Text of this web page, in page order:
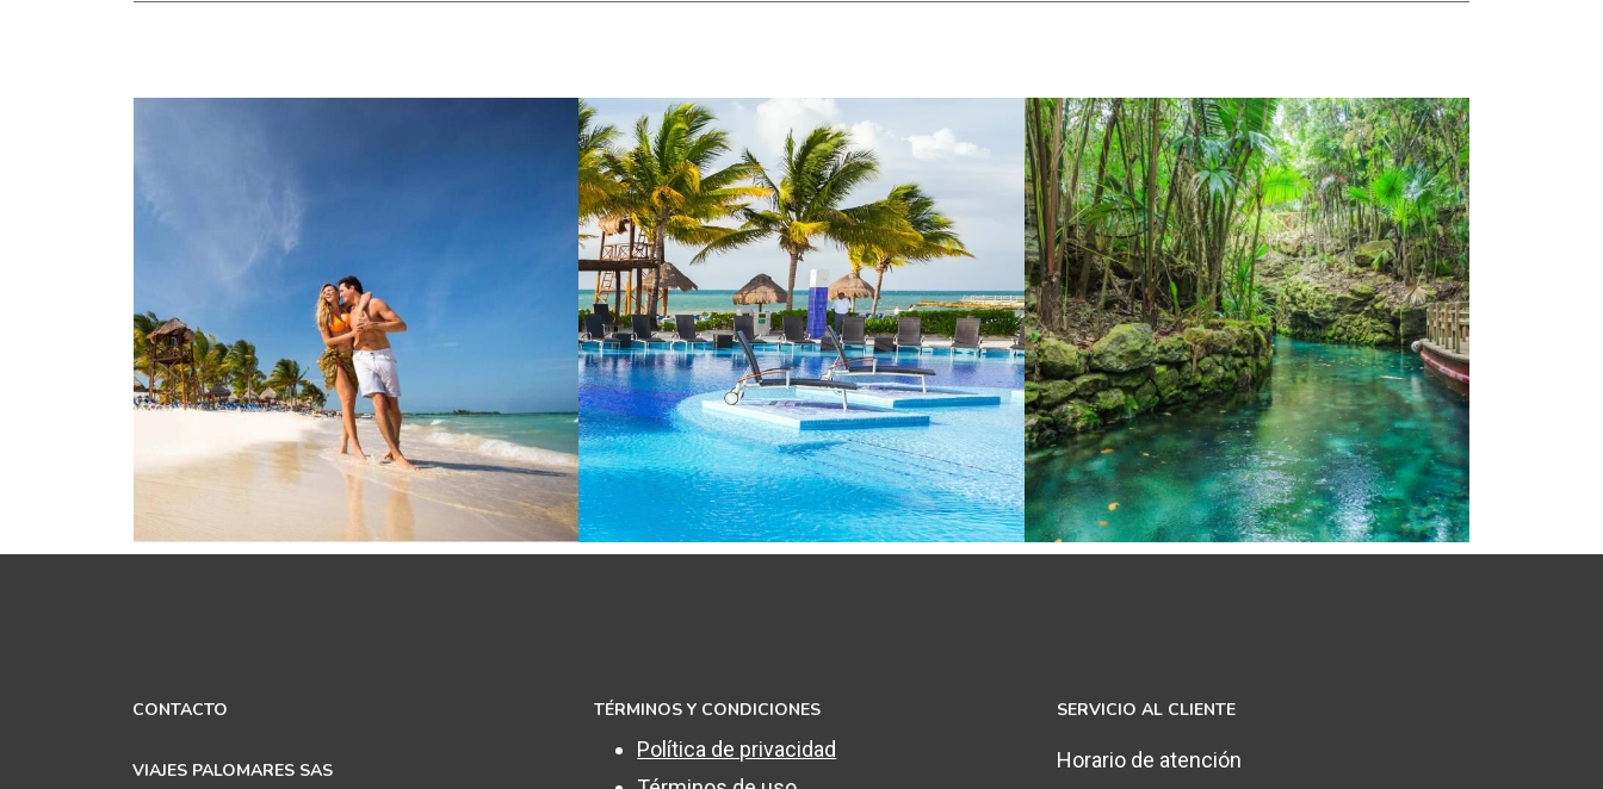
CONTACTO
VIAJES PALOMARES SAS
TÉRMINOS Y CONDICIONES
Política de privacidad
SERVICIO AL CLIENTE
Horario de atención